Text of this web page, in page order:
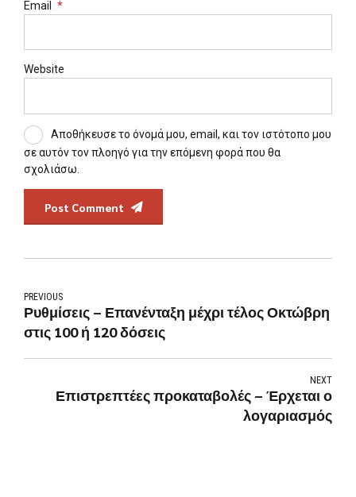
Email *
Website
Αποθήκευσε το όνομά μου, email, και τον ιστότοπο μου
σε αυτόν τον πλοηγό για την επόμενη φορά που θα
σχολιάσω.
Post Comment
PREVIOUS
Ρυθμίσεις – Επανένταξη μέχρι τέλος Οκτώβρη
στις 100 ή 120 δόσεις
NEXT
Επιστρεπτέες προκαταβολές – Έρχεται ο
λογαριασμός